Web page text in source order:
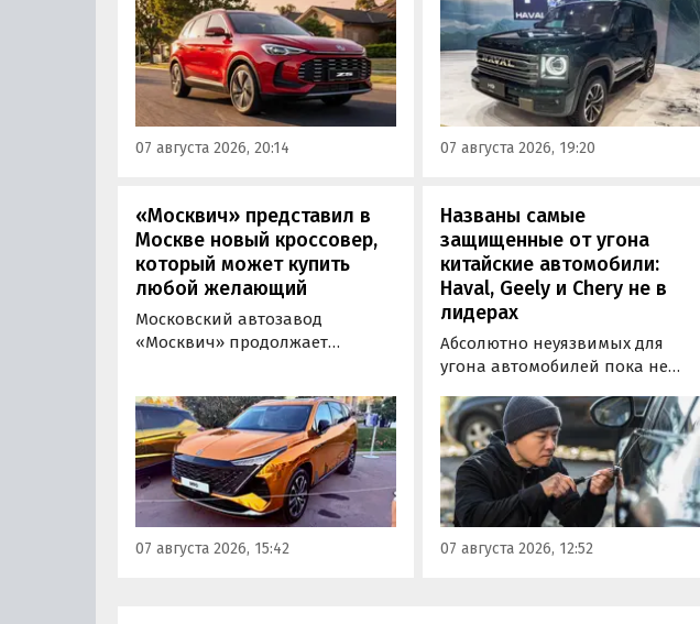
доступной цене, теперь есть
еще один вариант с китайского
рынка — MG ZS. В Китае он
стоит от 900 000 рублей по
текущему курсу, а в РФ с учетом
всех расходов за него нужно
отдать минимум 1 500 000
07 августа 2026, 20:14
калининградском заводе
«Автотор». Речь о Haval H9,
Tank 400 и Tank 500, которые
успешно прошли
сертификацию и получили
Одобрения типа
транспортного средства (ОТТС).
07 августа 2026, 19:20
«Москвич» представил в
Москве новый кроссовер,
который может купить
любой желающий
Московский автозавод
«Москвич» продолжает
которые сейчас растет. На днях
на автомобильном фестивале
«ПроДвижение» на ВДНХ в
Москве в числе прочих
моделей «Москвича» был
представлен семиместный
кроссовер М90.
07 августа 2026, 15:42
Названы самые
защищенные от угона
китайские автомобили:
Haval, Geely и Chery не в
лидерах
Абсолютно неуязвимых для
угона автомобилей пока не
могут доставить
злоумышленникам больше
всего сложностей. Из китайских
машин таковыми сегодня
являются модели Li и BYD,
сообщил в эфире радио РБК
учредитель федерального
07 августа 2026, 12:52